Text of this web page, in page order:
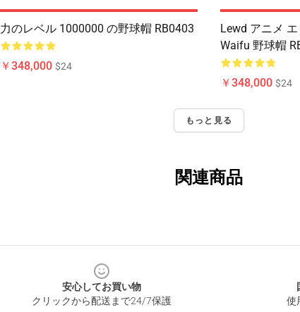
力のレベル 1000000 の野球帽 RB0403
￥348,000 $24
Lewd アニメ
Waifu 野球帽
￥348,000 $24
もっと見る
関連商品
安心してお買い物
クリックから配送まで24/7保護
使